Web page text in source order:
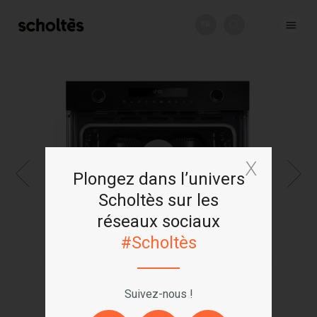
Plongez dans l’univers
Scholtès sur les
réseaux sociaux
#Scholtès
Suivez-nous !